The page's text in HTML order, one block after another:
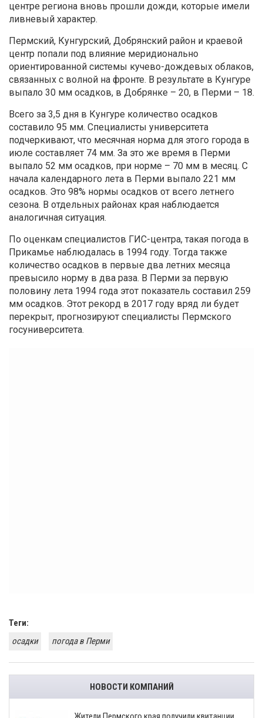
центре региона вновь прошли дожди, которые имели
ливневый характер.
Пермский, Кунгурский, Добрянский район и краевой
центр попали под влияние меридионально
ориентированной системы кучево-дождевых облаков,
связанных с волной на фронте. В результате в Кунгуре
выпало 30 мм осадков, в Добрянке – 20, в Перми – 18.
Всего за 3,5 дня в Кунгуре количество осадков
составило 95 мм. Специалисты университета
подчеркивают, что месячная норма для этого города в
июле составляет 74 мм. За это же время в Перми
выпало 52 мм осадков, при норме – 70 мм в месяц. С
начала календарного лета в Перми выпало 221 мм
осадков. Это 98% нормы осадков от всего летнего
сезона. В отдельных районах края наблюдается
аналогичная ситуация.
По оценкам специалистов ГИС-центра, такая погода в
Прикамье наблюдалась в 1994 году. Тогда также
количество осадков в первые два летних месяца
превысило норму в два раза. В Перми за первую
половину лета 1994 года этот показатель составил 259
мм осадков. Этот рекорд в 2017 году вряд ли будет
перекрыт, прогнозируют специалисты Пермского
госуниверситета.
Теги:
осадки
погода в Перми
НОВОСТИ КОМПАНИЙ